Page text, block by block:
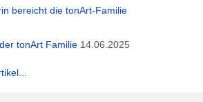
bereicht die tonArt-Familie
tonArt Familie 14.06.2025